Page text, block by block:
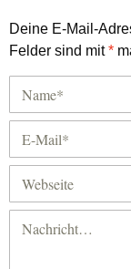
Deine E-Mail-
Felder sind mit*